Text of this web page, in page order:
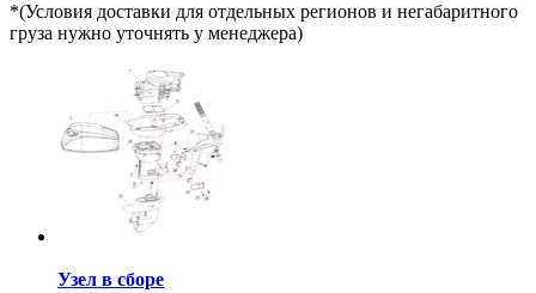
*(Условия доставки для отдельных регионов и негабаритного
груза нужно уточнять у менеджера)
Узел в сборе